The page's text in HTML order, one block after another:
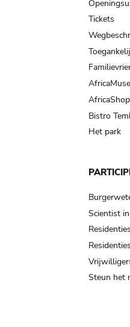
Tickets
AfricaShop
Bistro
Het park
Scientist
Steun het